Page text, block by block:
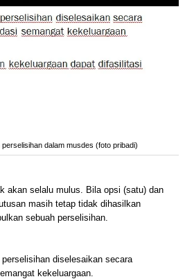
dalam musdes (foto pribadi)
akan selalu mulus. Bila opsi (satu) dan
masih tetap tidak dihasilkan
sebuah perselisihan.
diselesaikan secara
kekeluargaan.